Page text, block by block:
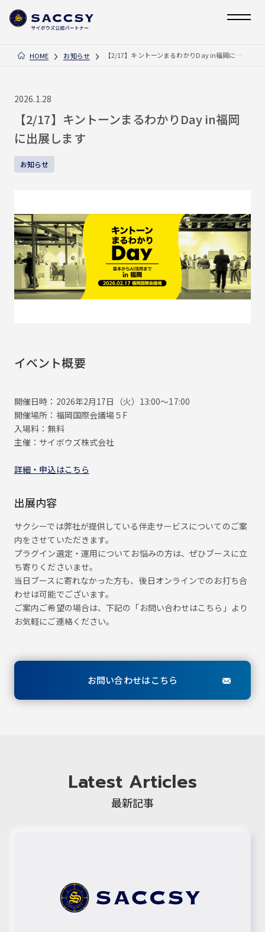
HOME お知らせ 【2/17】キントーンまるわかりDay in福岡に出展します
2026.1.28
【2/17】キントーンまるわかりDay in福岡
に出展します
お知らせ
イベント概要
開催日時：2026年2月17日（火）13:00～17:00
開催場所：福岡国際会議場５F
入場料：無料
主催：サイボウズ株式会社
詳細・申込はこちら
出展内容
サクシーでは弊社が提供している伴走サービスについてのご案
内をさせていただきます。
プラグイン選定・運用についてお悩みの方は、ぜひブースに立
ち寄りくださいませ。
当日ブースに寄れなかった方も、後日オンラインでのお打ち合
わせは可能でございます。
ご案内ご希望の場合は、下記の「お問い合わせはこちら」より
お気軽にご連絡ください。
お問い合わせはこちら
Latest Articles
最新記事